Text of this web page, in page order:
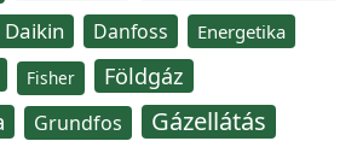
Daikin Danfoss Energetika
Fisher Földgáz
Grundfos Gázellátás